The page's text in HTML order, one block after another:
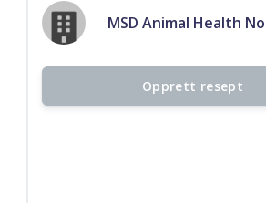
MSD Animal Health
Opprett resept